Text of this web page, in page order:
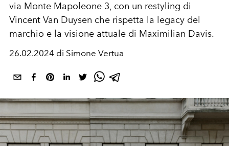
via Monte Mapoleone 3, con un restyling di
Vincent Van Duysen che rispetta la legacy del
marchio e la visione attuale di Maximilian Davis.
26.02.2024 di Simone Vertua